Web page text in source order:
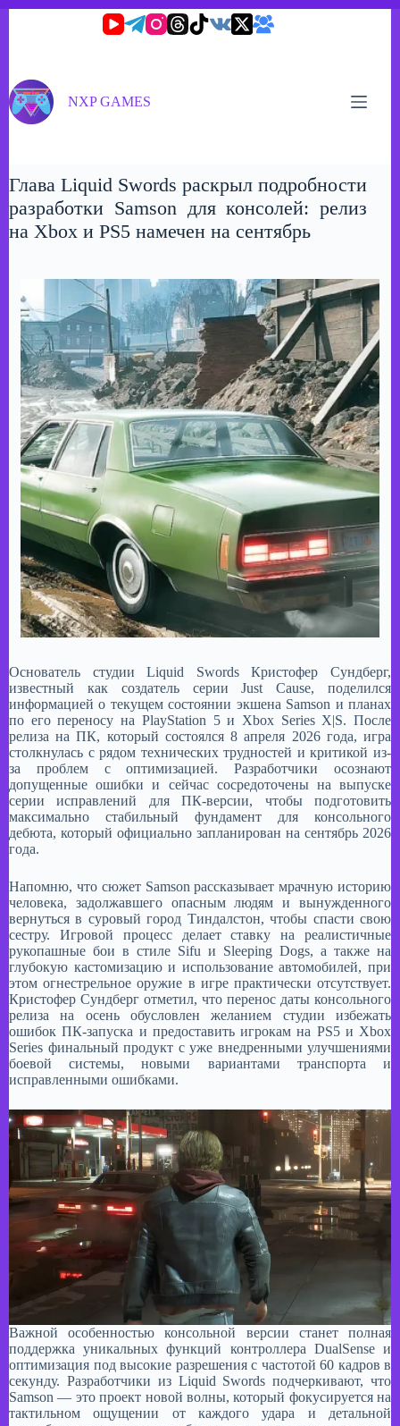
NXP GAMES
Глава Liquid Swords раскрыл подробности
разработки Samson для консолей: релиз
на Xbox и PS5 намечен на сентябрь
Основатель студии Liquid Swords Кристофер Сундберг,
известный как создатель серии Just Cause, поделился
информацией о текущем состоянии экшена Samson и планах
по его переносу на PlayStation 5 и Xbox Series X|S. После
релиза на ПК, который состоялся 8 апреля 2026 года, игра
столкнулась с рядом технических трудностей и критикой из-
за проблем с оптимизацией. Разработчики осознают
допущенные ошибки и сейчас сосредоточены на выпуске
серии исправлений для ПК-версии, чтобы подготовить
максимально стабильный фундамент для консольного
дебюта, который официально запланирован на сентябрь 2026
года.
Напомню, что сюжет Samson рассказывает мрачную историю
человека, задолжавшего опасным людям и вынужденного
вернуться в суровый город Тиндалстон, чтобы спасти свою
сестру. Игровой процесс делает ставку на реалистичные
рукопашные бои в стиле Sifu и Sleeping Dogs, а также на
глубокую кастомизацию и использование автомобилей, при
этом огнестрельное оружие в игре практически отсутствует.
Кристофер Сундберг отметил, что перенос даты консольного
релиза на осень обусловлен желанием студии избежать
ошибок ПК-запуска и предоставить игрокам на PS5 и Xbox
Series финальный продукт с уже внедренными улучшениями
боевой системы, новыми вариантами транспорта и
исправленными ошибками.
Важной особенностью консольной версии станет полная
поддержка уникальных функций контроллера DualSense и
оптимизация под высокие разрешения с частотой 60 кадров в
секунду. Разработчики из Liquid Swords подчеркивают, что
Samson — это проект новой волны, который фокусируется на
тактильном ощущении от каждого удара и детальной